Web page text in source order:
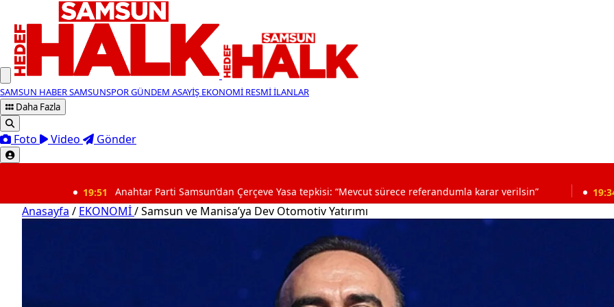
SAMSUN HABERSAMSUNSPORGÜNDEM ASAYİŞ EKONOMİ RESMİ İLANLAR
Daha Fazla
Foto Video Gönder
Anahtar Parti Samsun’dan Çerçeve Yasa tepkisi: “Mevcut sürece referandumla karar verilsin” 19:34 BBP
Anasayfa / EKONOMİ/Samsun ve Manisa’ya Dev Otomotiv Yatırımı